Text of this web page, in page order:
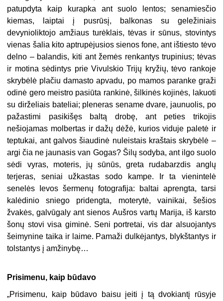
patupdyta kaip kurapka ant suolo lentos; senamiesčio
kiemas, laiptai į pusrūsį, balkonas su geležiniais
devynioliktojo amžiaus turėklais, tėvas ir sūnus, stovintys
vienas šalia kito aptrupėjusios sienos fone, ant ištiesto tėvo
delno – balandis, kiti ant žemės renkantys trupinius; tėvas
ir motina sėdintys prie Vivulskio Trijų kryžių, tėvo rankoje
skrybėlė plačiu damasto apvadu, po mamos paranke graži
odinė gero meistro pasiūta rankinė, šilkinės kojinės, lakuoti
su dirželiais bateliai; pleneras sename dvare, jaunuolis, po
pažastimi pasikišęs baltą drobę, ant peties trikojis
nešiojamas molbertas ir dažų dėžė, kurios viduje paletė ir
teptukai, ant galvos šiaudinė nuleistais kraštais skrybėlė –
argi čia ne jaunasis van Gogas? Šilų sodyba, ant ilgo suolo
sėdi vyras, moteris, jų sūnūs, greta rudabarzdis anglų
terjeras, seniai užkastas sodo kampe. Ir ta vienintelė
senelės Ievos šermenų fotografija: baltai aprengta, tarsi
kalėdinio sniego pridengta, moterytė, vainikai, šešios
žvakės, galvūgaly ant sienos Aušros vartų Marija, iš karsto
šonų stovi visa giminė. Seni portretai, vis dar alsuojantys
šeimynine taika ir laime. Pamaži dulkėjantys, blykštantys ir
tolstantys į amžinybę…
Prisimenu, kaip būdavo
„Prisimenu, kaip būdavo baisu įeiti į tą dvokiantį rūsyje